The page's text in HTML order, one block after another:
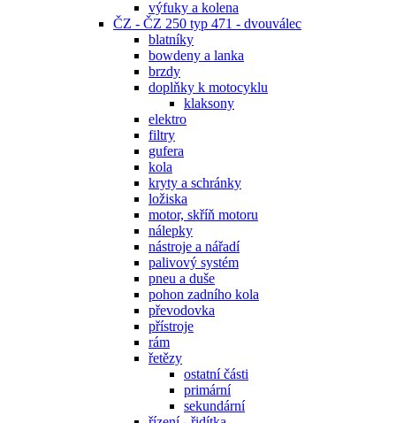
výfuky a kolena
ČZ - ČZ 250 typ 471 - dvouválec
blatníky
bowdeny a lanka
brzdy
doplňky k motocyklu
klaksony
elektro
filtry
gufera
kola
kryty a schránky
ložiska
motor, skříň motoru
nálepky
nástroje a nářadí
palivový systém
pneu a duše
pohon zadního kola
převodovka
přístroje
rám
řetězy
ostatní části
primární
sekundární